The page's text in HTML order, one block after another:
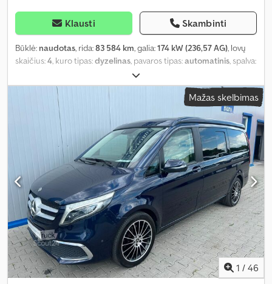
Klausti Skambinti
Būklė: naudotas, rida:83 584 km, galia:174 kW (236,57 AG), lovų
skaičius:4 , kuro tipas:dyzelinas , pavaros tipas:automatinis , spalva:
07/2022
bendras svoris:3 100 kg, Įranga:ABS, autonominis šildytuvas,
centrinis užraktas, elektroninė stabilumo programa (ESP),
naudoto automobilio garantija, navigacijos sistema, oro
kondicionavimas, suodžių filtras,
Mažas skelbimas
1 / 46